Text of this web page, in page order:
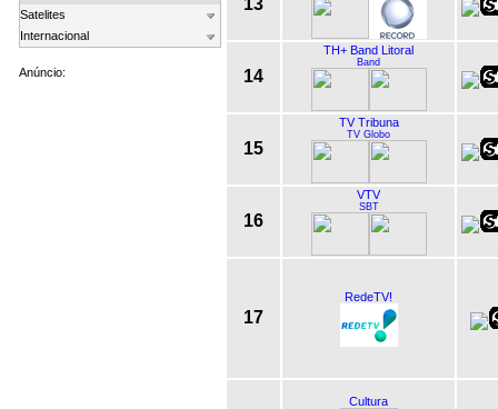
Satelites
Internacional
Anúncio: 14
TH+ Band Litoral
Band
15
TV Tribuna
TV Globo
16
VTV
SBT
17
RedeTV!
Cultura